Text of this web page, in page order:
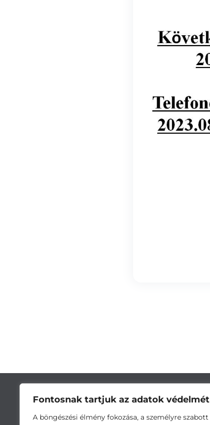
Fontosnak tartjuk az adatok védelmét
A böngészési élmény fokozása, a személyre szabott